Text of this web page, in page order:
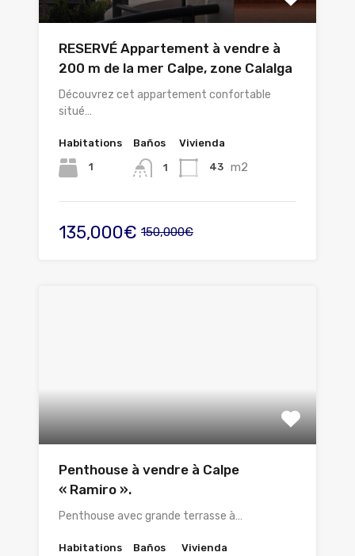
RESERVÉ Appartement à vendre à
200 m de la mer Calpe, zone Calalga
Découvrez cet appartement confortable
situé…
Habitations
1
Baños
1
Vivienda
43 m2
135,000€ 150,000€
Penthouse à vendre à Calpe
« Ramiro ».
Penthouse avec grande terrasse à…
Habitations Baños Vivienda